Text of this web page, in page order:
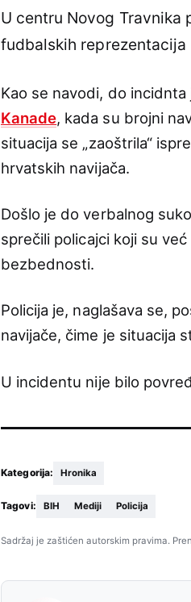
U centru Novog
fudbalskih reprezentacija
Kao se navodi, do
Kanade, kada su brojni
situacija se „zaoštrila“
hrvatskih navijača.
Došlo je do verbalnog
sprečili policajci koji su
bezbednosti.
Policija je, naglašava se,
navijače, čime je situacija
U incidentu nije bilo
Kategorija: Hronika
Tagovi: BIH Mediji Policija
Sadržaj je zaštićen autorskim pravima.